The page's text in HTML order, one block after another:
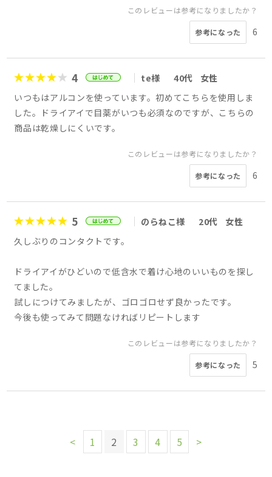
このレビューは参考になりましたか？
参考になった 6
4 te様 40代
女性
いつもはアルコンを使っています。初めてこちらを使用しま
した。ドライアイで目薬がいつも必須なのですが、こちらの
商品は乾燥しにくいです。
このレビューは参考になりましたか？
参考になった 6
5 のらねこ様 20代
女性
久しぶりのコンタクトです。
ドライアイがひどいので低含水で着け心地のいいものを探し
てました。
試しにつけてみましたが、ゴロゴロせず良かったです。
今後も使ってみて問題なければリピートします
このレビューは参考になりましたか？
参考になった 5
< 1 2 3 4 5 >